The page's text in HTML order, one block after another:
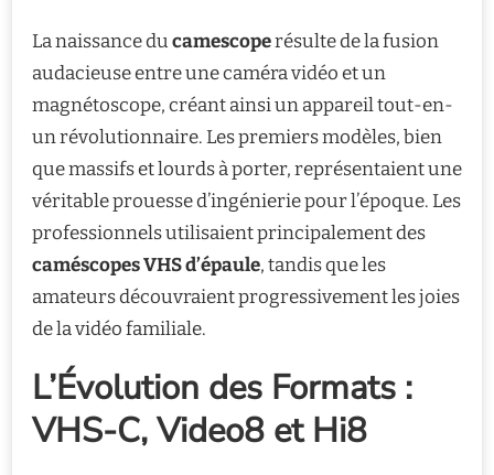
La naissance ducamescoperésulte de la fusion
audacieuse entre une caméra vidéo et un
magnétoscope, créant ainsi un appareil tout-en-
un révolutionnaire. Les premiers modèles, bien
que massifs et lourds à porter, représentaient une
véritable prouesse d’ingénierie pour l’époque. Les
professionnels utilisaient principalement des
caméscopes VHS d’épaule, tandis que les
amateurs découvraient progressivement les joies
de la vidéo familiale.
L’Évolution des Formats :
VHS-C, Video8 et Hi8